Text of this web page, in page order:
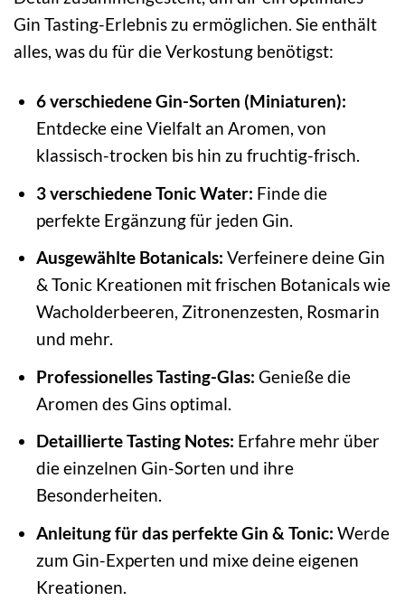
Gin Tasting-Erlebnis zu ermöglichen. Sie enthält
alles, was du für die Verkostung benötigst:
6 verschiedene Gin-Sorten (Miniaturen):
Entdecke eine Vielfalt an Aromen, von
klassisch-trocken bis hin zu fruchtig-frisch.
3 verschiedene Tonic Water: Finde die
perfekte Ergänzung für jeden Gin.
Ausgewählte Botanicals: Verfeinere deine Gin
& Tonic Kreationen mit frischen Botanicals wie
Wacholderbeeren, Zitronenzesten, Rosmarin
und mehr.
Professionelles Tasting-Glas: Genieße die
Aromen des Gins optimal.
Detaillierte Tasting Notes: Erfahre mehr über
die einzelnen Gin-Sorten und ihre
Besonderheiten.
Anleitung für das perfekte Gin & Tonic: Werde
zum Gin-Experten und mixe deine eigenen
Kreationen.